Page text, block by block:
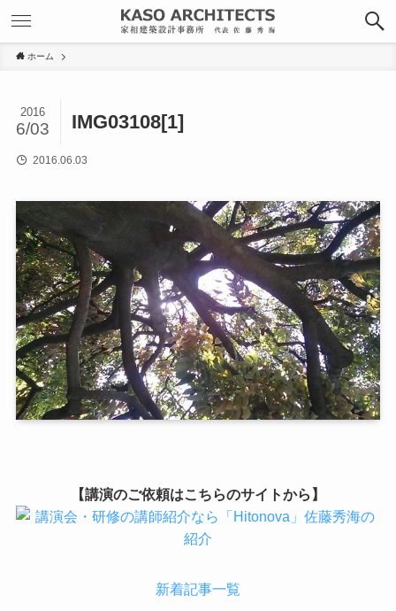
ホーム
IMG03108[1]
2016
6/03
2016.06.03
【講演のご依頼はこちらのサイトから】
新着記事一覧